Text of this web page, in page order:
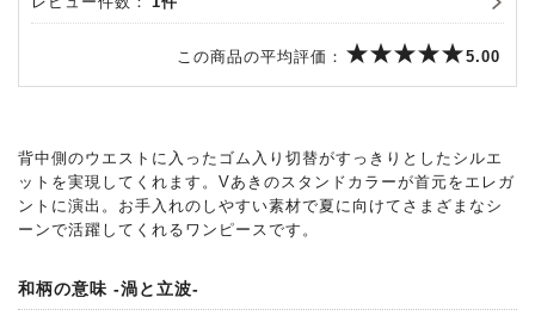
この商品の平均評価： 5.00
背中側のウエストに入ったゴム入り切替がすっきりとしたシルエ
ットを実現してくれます。Vあきのスタンドカラーが首元をエレガ
ントに演出。お手入れのしやすい素材で夏に向けてさまざまなシ
ーンで活躍してくれるワンピースです。
和柄の意味 -渦と立波-